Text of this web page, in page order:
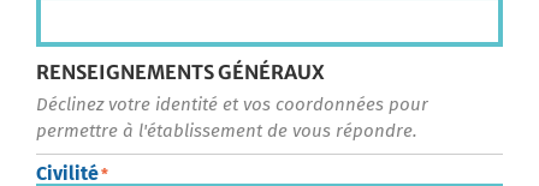
RENSEIGNEMENTS GÉNÉRAUX
Déclinez votre identité et vos coordonnées pour
permettre à l'établissement de vous répondre.
Civilité*